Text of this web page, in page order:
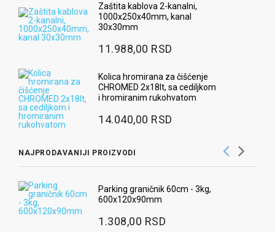
Zaštita kablova 2-kanalni,
1000x250x40mm, kanal
30x30mm
11.988,00 RSD
Kolica hromirana za čišćenje
CHROMED 2x18lt, sa cediljkom
i hromiranim rukohvatom
14.040,00 RSD
NAJPRODAVANIJI PROIZVODI
Parking graničnik 60cm - 3kg,
600x120x90mm
1.308,00 RSD